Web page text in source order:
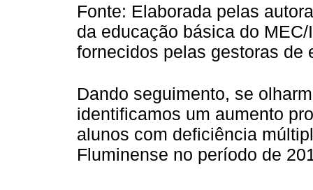
Fonte: Elaborada pelas
da educação básica do
fornecidos pelas gestoras de
Dando seguimento, se
identificamos um aumento
alunos com deficiência
Fluminense no período de